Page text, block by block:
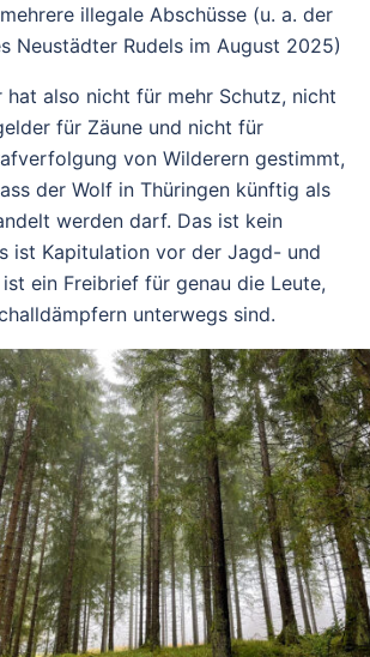
illegale Abschüsse (u. a. der
Neustädter Rudels im August 2025)
hat also nicht für mehr Schutz, nicht
für Zäune und nicht für
von Wilderern gestimmt,
der Wolf in Thüringen künftig als
werden darf. Das ist kein
ist Kapitulation vor der Jagd- und
ist ein Freibrief für genau die Leute,
unterwegs sind.